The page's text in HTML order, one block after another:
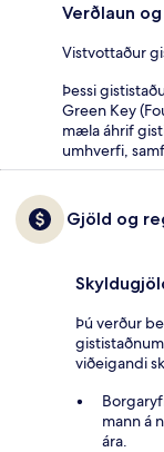
Verðlaun
Vistvottaður
Þessi
Green Key
mæla áhrif
umhverfi,
Gjöld og
Þú verður
viðeigandi
mann á
ára.